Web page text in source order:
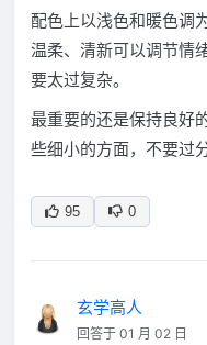
配色上以浅色和暖色调
温柔、清新可以调节情
要太过复杂。
最重要的还是保持良好
些细小的方面，不要过
95 0
玄学高人
回答于 01 月 02 日